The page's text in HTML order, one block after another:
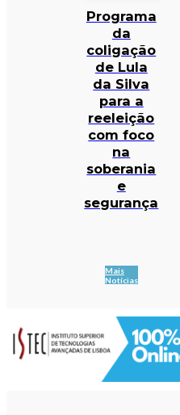
Programa
da
coligação
de Lula
da Silva
para a
reeleição
com foco
na
soberania
e
segurança
Mais
Notícias